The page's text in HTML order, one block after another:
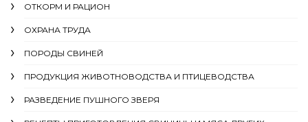
ОТКОРМ И РАЦИОН
ОХРАНА ТРУДА
ПОРОДЫ СВИНЕЙ
ПРОДУКЦИЯ ЖИВОТНОВОДСТВА И ПТИЦЕВОДСТВА
РАЗВЕДЕНИЕ ПУШНОГО ЗВЕРЯ